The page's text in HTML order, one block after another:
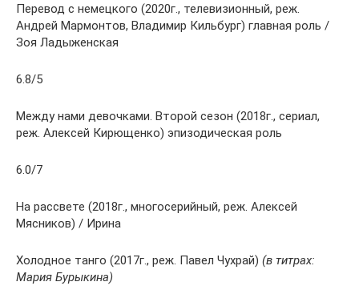
Перевод с немецкого (2020г., телевизионный, реж.
Андрей Мармонтов, Владимир Кильбург) главная роль /
Зоя Ладыженская
6.8/5
Между нами девочками. Второй сезон (2018г., сериал,
реж. Алексей Кирющенко) эпизодическая роль
6.0/7
На рассвете (2018г., многосерийный, реж. Алексей
Мясников) / Ирина
Холодное танго (2017г., реж. Павел Чухрай) (в титрах:
Мария Бурыкина)